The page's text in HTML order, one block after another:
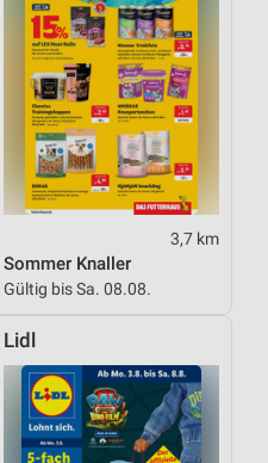
3,7 km
Sommer Knaller
Gültig bis Sa. 08.08.
Lidl